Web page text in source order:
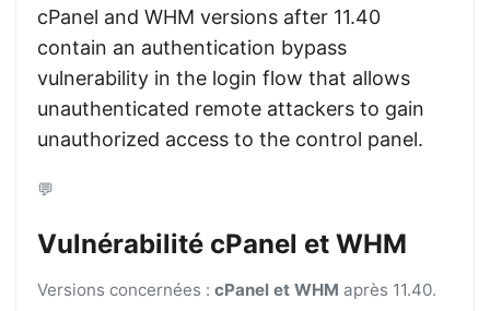
cPanel and WHM versions after 11.40
contain an authentication bypass
vulnerability in the login flow that allows
unauthenticated remote attackers to gain
unauthorized access to the control panel.
💬
Vulnérabilité cPanel et WHM
Versions concernées :cPanel et WHM après 11.40.